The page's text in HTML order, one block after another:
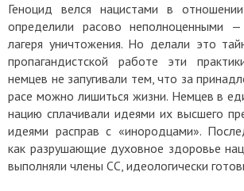
Геноцид велся нацистами в
определили расово неполноценными
лагеря уничтожения. Но делали это
пропагандистской работе эти
немцев не запугивали тем, что за
расе можно лишиться жизни. Немцев в
нацию сплачивали идеями их высшего
идеями расправ с «инородцами».
как разрушающие духовное здоровье
выполняли члены СС, идеологически